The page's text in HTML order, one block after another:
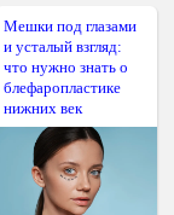
Мешки под глазами
и усталый взгляд:
что нужно знать о
блефаропластике
нижних век